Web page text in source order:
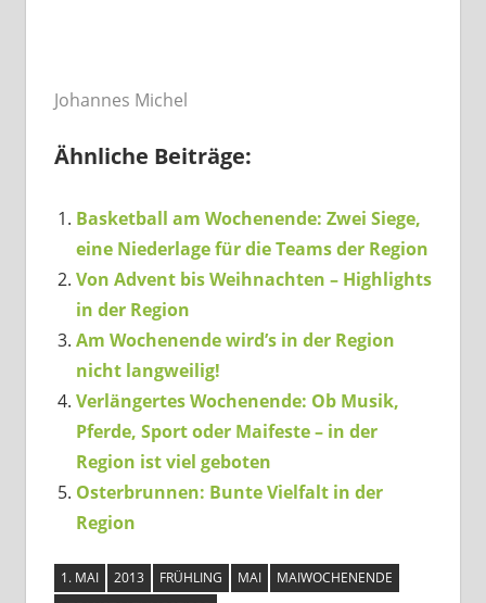
Johannes Michel
Ähnliche Beiträge:
Basketball am Wochenende: Zwei Siege,
eine Niederlage für die Teams der Region
Von Advent bis Weihnachten – Highlights
in der Region
Am Wochenende wird’s in der Region
nicht langweilig!
Verlängertes Wochenende: Ob Musik,
Pferde, Sport oder Maifeste – in der
Region ist viel geboten
Osterbrunnen: Bunte Vielfalt in der
Region
1. MAI 2013 FRÜHLING MAI
MAIWOCHENENDE